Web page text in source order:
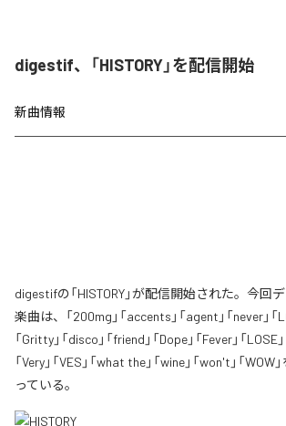
digestif、「HISTORY」を配信開始
新曲情報
digestifの「HISTORY」が配信開始された。今回
楽曲は、「200mg」「accents」「agent」「never」「
「Gritty」「disco」「friend」「Dope」「Fever」「LOSE
「Very」「VES」「what the」「wine」「won't」「
っている。